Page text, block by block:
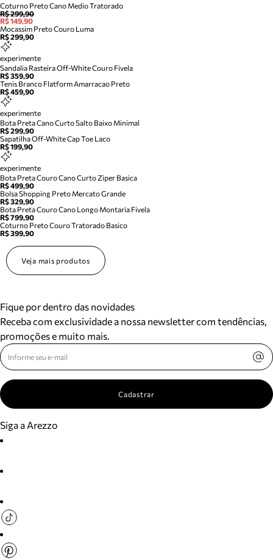
Coturno Preto Cano Medio Tratorado
R$ 299,90
R$ 149,90
Mocassim Preto Couro Luma
R$ 299,90
experimente
Sandalia Rasteira Off-White Couro Fivela
R$ 359,90
Tenis Branco Flatform Amarracao Preto
R$ 459,90
experimente
Bota Preta Cano Curto Salto Baixo Minimal
R$ 299,90
Sapatilha Off-White Cap Toe Laco
R$ 199,90
experimente
Bota Preta Couro Cano Curto Ziper Basica
R$ 499,90
Bolsa Shopping Preto Mercato Grande
R$ 329,90
Bota Preta Couro Cano Longo Montaria Fivela
R$ 799,90
Coturno Preto Couro Tratorado Basico
R$ 399,90
Veja mais produtos
Fique por dentro das novidades
Receba com exclusividade a nossa newsletter com tendências,
promoções e muito mais.
Cadastrar
Siga a Arezzo